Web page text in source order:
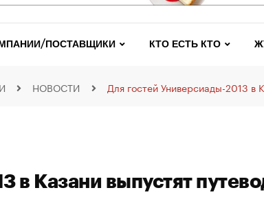
ПОСТАВЩИКИ КТО ЕСТЬ КТО
НОВОСТИ Для гостей Универсиады-2013 в
в Казани выпустят